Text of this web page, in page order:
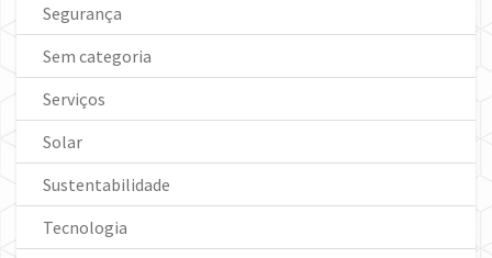
Segurança
Sem categoria
Serviços
Solar
Sustentabilidade
Tecnologia